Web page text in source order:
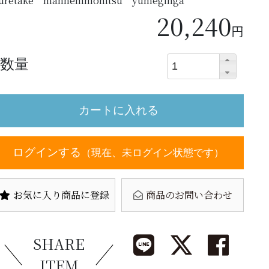
20,240円
数量
ログインする （現在、未ログイン状態です）
お気に入り商品に登録 商品のお問い合わせ
SHARE